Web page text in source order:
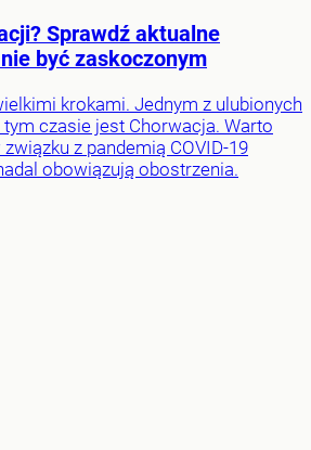
Sprawdź aktualne
być zaskoczonym
krokami. Jednym z ulubionych
czasie jest Chorwacja. Warto
z pandemią COVID-19
obowiązują obostrzenia.